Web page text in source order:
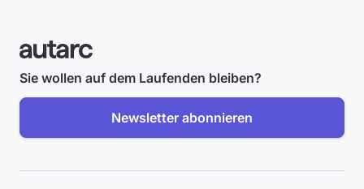
Sie wollen auf dem Laufenden bleiben?
Newsletter abonnieren